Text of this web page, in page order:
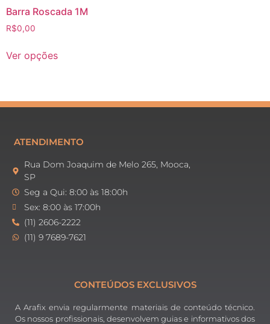
Barra Roscada 1M
R$0,00
Ver opções
ATENDIMENTO
Rua Dom Joaquim de Melo 265, Mooca,
SP
Seg a Qui: 8:00 às 18:00h
Sex: 8:00 às 17:00h
(11) 2606-2222
(11) 9 7689-7621
CONTEÚDOS EXCLUSIVOS
A Arafix envia regularmente materiais de conteúdo técnico.
Os nossos profissionais, desenvolvem guias e informativos dos